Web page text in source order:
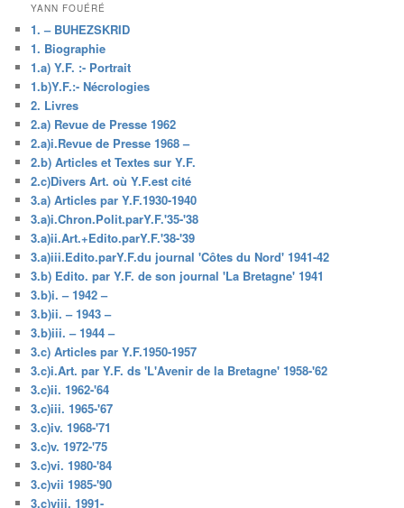
YANN FOUÉRÉ
1. – BUHEZSKRID
1. Biographie
1.a) Y.F. :- Portrait
1.b)Y.F.:- Nécrologies
2. Livres
2.a) Revue de Presse 1962
2.a)i.Revue de Presse 1968 –
2.b) Articles et Textes sur Y.F.
2.c)Divers Art. où Y.F.est cité
3.a) Articles par Y.F.1930-1940
3.a)i.Chron.Polit.parY.F.'35-'38
3.a)ii.Art.+Edito.parY.F.'38-'39
3.a)iii.Edito.parY.F.du journal 'Côtes du Nord' 1941-42
3.b) Edito. par Y.F. de son journal 'La Bretagne' 1941
3.b)i. – 1942 –
3.b)ii. – 1943 –
3.b)iii. – 1944 –
3.c) Articles par Y.F.1950-1957
3.c)i.Art. par Y.F. ds 'L'Avenir de la Bretagne' 1958-'62
3.c)ii. 1962-'64
3.c)iii. 1965-'67
3.c)iv. 1968-'71
3.c)v. 1972-'75
3.c)vi. 1980-'84
3.c)vii 1985-'90
3.c)viii. 1991-